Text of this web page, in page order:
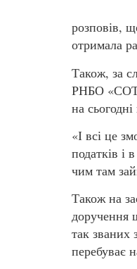
розповів,
отримала
Також, за
РНБО
на
«І всі це
податків і
чим там
Також на
доручення
так званих
перебуває